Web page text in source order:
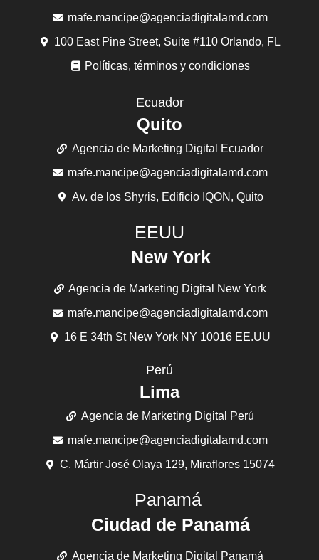
mafe.mancipe@agenciadigitalamd.com
100 East Pine Street, Suite #110 Orlando, FL
Políticas, términos y condiciones
Ecuador
Quito
Agencia de Marketing Digital Ecuador
mafe.mancipe@agenciadigitalamd.com
Av. de los Shyris, Edificio IQON, Quito
EEUU
New York
Agencia de Marketing Digital New York
mafe.mancipe@agenciadigitalamd.com
16 E 34th St New York NY 10016 EE.UU
Perú
Lima
Agencia de Marketing Digital Perú
mafe.mancipe@agenciadigitalamd.com
C. Mártir José Olaya 129, Miraflores 15074
Panamá
Ciudad de Panamá
Agencia de Marketing Digital Panamá